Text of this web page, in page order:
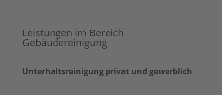
Leistungen im Bereich
Gebäudereinigung
Unterhaltsreinigung privat und gewerblich